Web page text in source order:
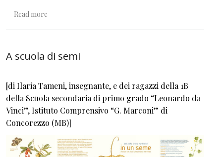
Read more
A scuola di semi
[di Ilaria Tameni, insegnante, e dei ragazzi della 1B
della Scuola secondaria di primo grado “Leonardo da
Vinci”, Istituto Comprensivo “G. Marconi” di
Concorezzo (MB)]